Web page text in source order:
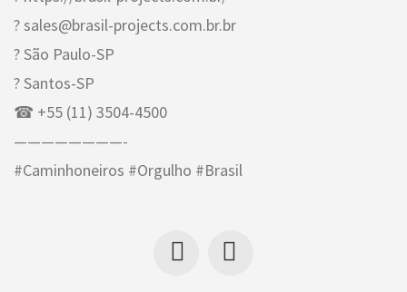
? sales@brasil-projects.com.br.br
? São Paulo-SP
? Santos-SP
☎ +55 (11) 3504-4500
————————-
#Caminhoneiros #Orgulho #Brasil